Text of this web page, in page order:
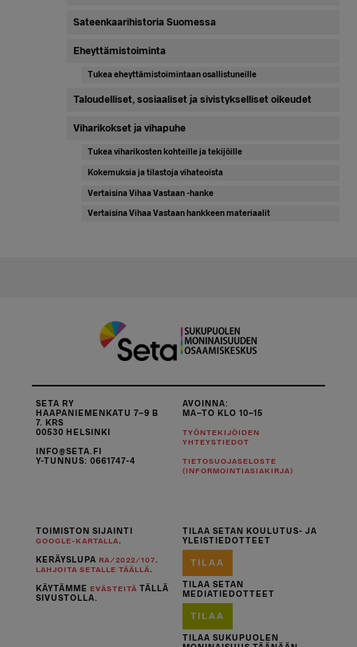
Sateenkaarihistoria Suomessa
Eheyttämistoiminta
Tukea eheyttämistoimintaan osallistuneille
Taloudelliset, sosiaaliset ja sivistykselliset oikeudet
Viharikokset ja vihapuhe
Tukea viharikosten kohteille ja tekijöille
Kokemuksia ja tilastoja vihateoista
Vertaisina Vihaa Vastaan -hanke
Vertaisina Vihaa Vastaan hankkeen materiaalit
SETA RY
HAAPANIEMENKATU 7–9 B
7. KRS
00530 HELSINKI
INFO@SETA.FI
Y-TUNNUS: 0661747-4
AVOINNA:
MA–TO KLO 10–15
TYÖNTEKIJÖIDEN
YHTEYSTIEDOT
TIETOSUOJASELOSTE
(INFORMOINTIASIAKIRJA)
TOIMISTON SIJAINTI
GOOGLE-KARTALLA.
KERÄYSLUPARA/2022/107.
LAHJOITA SETALLE TÄÄLLÄ.
KÄYTÄMMEEVÄSTEITÄ TÄLLÄ
SIVUSTOLLA.
TILAA SETAN KOULUTUS- JA
YLEISTIEDOTTEET
TILAA
TILAA SETAN
MEDIATIEDOTTEET
TILAA
TILAA SUKUPUOLEN